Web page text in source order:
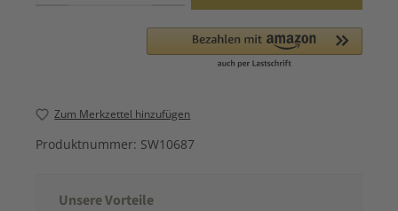
Zum Merkzettel hinzufügen
Produktnummer: SW10687
Unsere Vorteile